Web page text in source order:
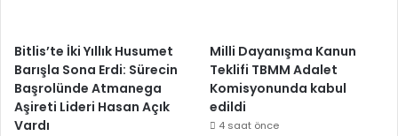
Bitlis’te İki Yıllık Husumet
Barışla Sona Erdi: Sürecin
Başrolünde Atmanega
Aşireti Lideri Hasan Açık
Vardı
Milli Dayanışma Kanun
Teklifi TBMM Adalet
Komisyonunda kabul
edildi
4 saat önce